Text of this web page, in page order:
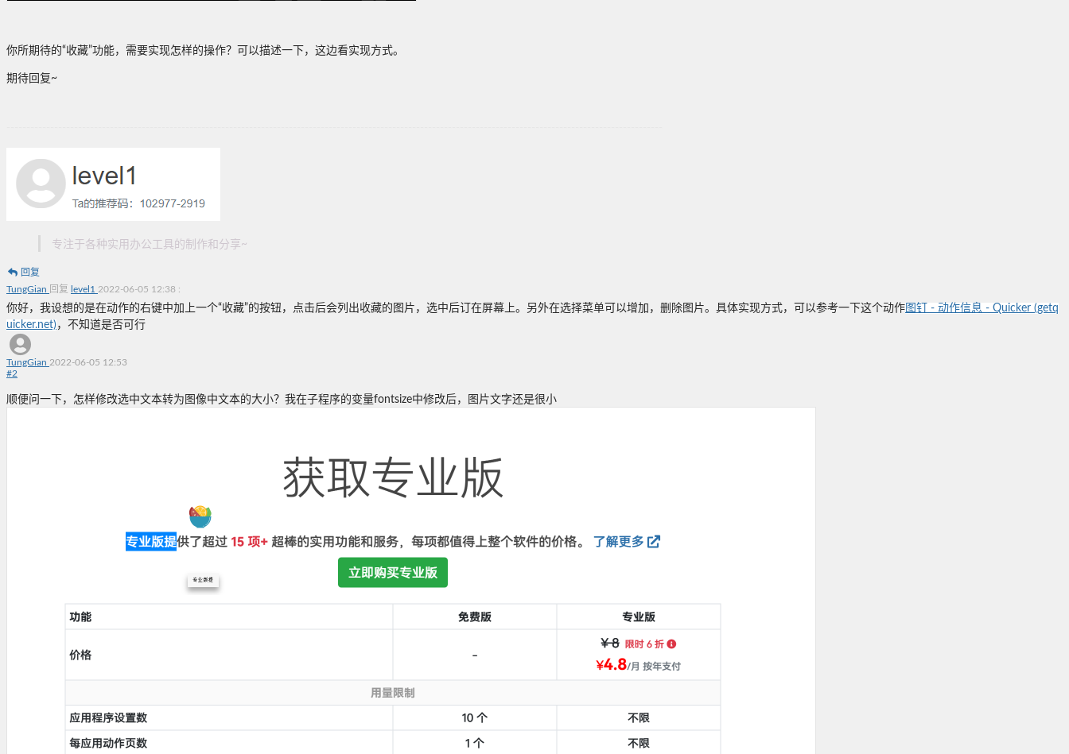
你所期待的“收藏”功能，需要实现怎样的操作？可以描述一下，这边看实现方式。
期待回复~
专注于各种实用办公工具的制作和分享~
回复
TungGian 回复 level1 2022-06-05 12:38 :
你好，我设想的是在动作的右键中加上一个“收藏”的按钮，点击后会列出收藏的图片，选中后订在屏幕上。另外在选择菜单可以增加，删除图片。具体实现方式，可以参考一下这个动作图钉 - 动作信息 - Quicker (getq
uicker.net) ，不知道是否可行
TungGian 2022-06-05 12:53
#2
顺便问一下，怎样修改选中文本转为图像中文本的大小？我在子程序的变量fontsize中修改后，图片文字还是很小